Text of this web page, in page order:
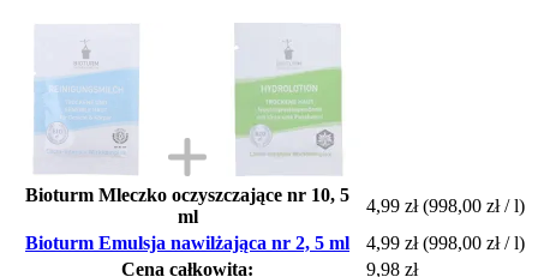
Bioturm Mleczko oczyszczające nr 10, 5
ml
4,99 zł (998,00 zł / l)
Bioturm Emulsja nawilżająca nr 2, 5 ml
4,99 zł (998,00 zł / l)
Cena całkowita:
9,98 zł